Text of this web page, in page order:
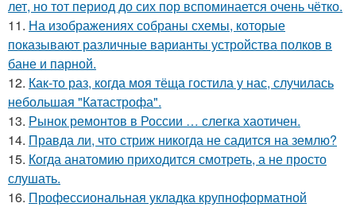
лет, но тот период до сих пор вспоминается очень чётко.
11. На изображениях собраны схемы, которые
показывают различные варианты устройства полков в
бане и парной.
12. Как-то раз, когда моя тёща гостила у нас, случилась
небольшая "Катастрофа".
13. Рынок ремонтов в России … слегка хаотичен.
14. Правда ли, что стриж никогда не садится на землю?
15. Когда анатомию приходится смотреть, а не просто
слушать.
16. Профессиональная укладка крупноформатной